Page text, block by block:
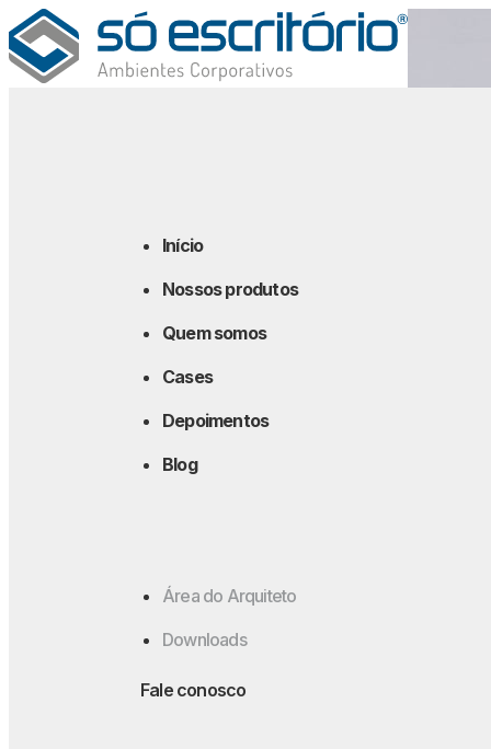
Início
Nossos produtos
Quem somos
Cases
Depoimentos
Blog
Área do Arquiteto
Downloads
Fale conosco